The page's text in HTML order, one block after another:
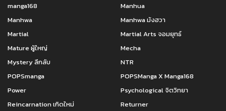
manga168
Manhua
Manhwa
Manhwa มังฮวา
Martial
Martial Arts จอมยุทธ์
Mature ผู้ใหญ่
Mecha
Mystery ลึกลับ
NTR
POPSmanga
POPSManga X Manga168
Power
Psychological จิตวิทยา
Reincarnation เกิดใหม่
Returner